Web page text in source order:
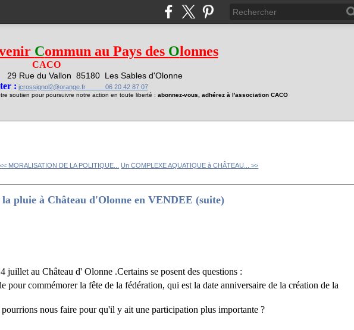
Commun au Pays des Olonnes
CACO
29 Rue du Vallon 85180 Les Sables d'Olonne
: jcrossignol2@orange.fr 06 20 42 87 07
soutien pour poursuivre notre action en toute liberté : abonnez-vous, adhérez à l'association CACO
<< MORALISATION DE LA POLITIQUE... Un COMPLEXE AQUATIQUE à CHÂTEAU... >>
pluie à Château d'Olonne en VENDEE (suite)
juillet au Château d' Olonne .Certains se posent des questions :
pour commémorer la fête de la fédération, qui est la date anniversaire de la création de la
nous faire pour qu'il y ait une participation plus importante ?